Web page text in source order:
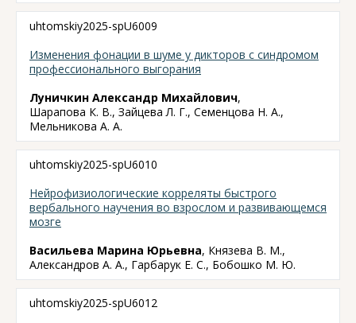
uhtomskiy2025-spU6009
Изменения фонации в шуме у дикторов с синдромом
профессионального выгорания
Луничкин Александр Михайлович,
Шарапова К. В., Зайцева Л. Г., Семенцова Н. А.,
Мельникова А. А.
uhtomskiy2025-spU6010
Нейрофизиологические корреляты быстрого
вербального научения во взрослом и развивающемся
мозге
Васильева Марина Юрьевна, Князева В. М.,
Александров А. А., Гарбарук Е. С., Бобошко М. Ю.
uhtomskiy2025-spU6012